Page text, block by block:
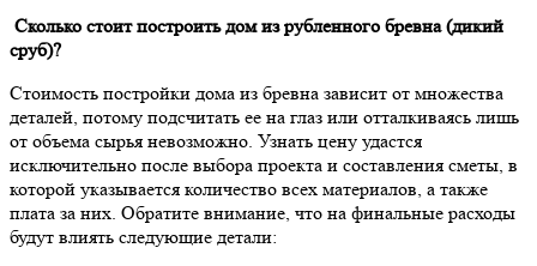
Сколько стоит построить дом из рубленного бревна (дикий
сруб)?
Стоимость постройки дома из бревна зависит от множества
деталей, потому подсчитать ее на глаз или отталкиваясь лишь
от объема сырья невозможно. Узнать цену удастся
исключительно после выбора проекта и составления сметы, в
которой указывается количество всех материалов, а также
плата за них. Обратите внимание, что на финальные расходы
будут влиять следующие детали: